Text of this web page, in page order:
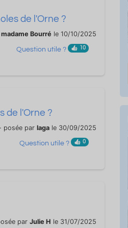
de l'Orne ?
madame Bourré le 10/10/2025
Question utile ? 10
de l'Orne ?
posée par laga le 30/09/2025
Question utile ? 0
par Julie H le 31/07/2025